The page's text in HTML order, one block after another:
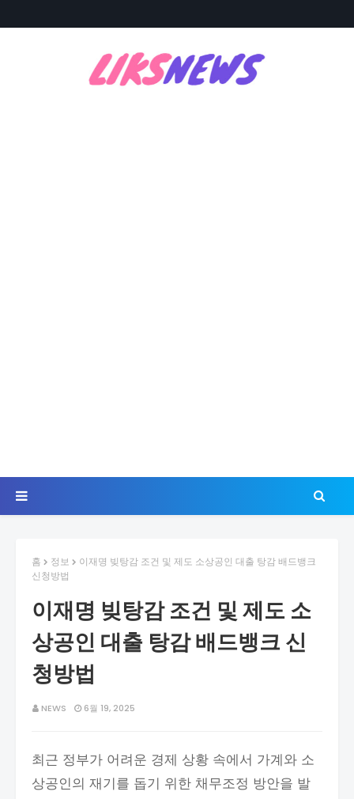
홈 정보
이재명 빚탕감 조건 및 제도 소상공인 대출 탕감 배드뱅크
신청방법
이재명 빚탕감 조건 및 제도 소
상공인 대출 탕감 배드뱅크 신
청방법
NEWS 6월 19, 2025
최근 정부가 어려운 경제 상황 속에서 가계와 소
상공인의 재기를 돕기 위한 채무조정 방안을 발